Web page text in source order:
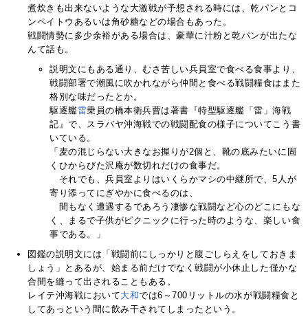
煮炊きも出来ないような大激戦が予想される時には、乾パンとコ
ンペイトウあるいは角砂糖などの場合もあった。
戦闘情勢に多少余裕がある場合は、豪華に汁粉と乾パンが出たな
んて話も。
説明文にもある通り、むさ苦しい兵員室で食べる食事より、
戦闘部署で潮風に吹かれながら仲間と食べる戦闘糧食はまた
格別な味だったとか。
駆逐艦雷乗員の橋本衛兵曹は著書『特型駆逐艦「雷」海戦
記』で、スラバヤ沖海戦での戦闘配食の様子についてこう書
いている。
「麦の混じらない大きなお握りが2個と、靴の底みたいに固
くひからびた沢庵が数切れだけの食事だ。
それでも、兵員室よりはいくらかマシの中継所で、5人が
寄り添ってにぎやかに食べるのは、
間もなく遭遇するであろう凄惨な戦闘など心のどこにもな
く、まるで子供がピクニックに行った時のような、楽しい食
事である。」
図鑑の説明文には「戦闘前にしっかりと腹ごしらえをしておきま
しょう」とあるが、始まる前だけでなく戦闘が小休止した僅かな
合間を縫って出されることもある。
レイテ沖海戦において大和では6～700リットルの水が戦闘糧食と
してあっという間に飲み干されてしまったという。